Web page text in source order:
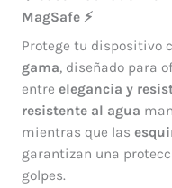
MagSafe ⚡
Protege tu dispositivo
gama, diseñado para
entre elegancia y
resistente al agua
mientras que las
garantizan una
golpes.